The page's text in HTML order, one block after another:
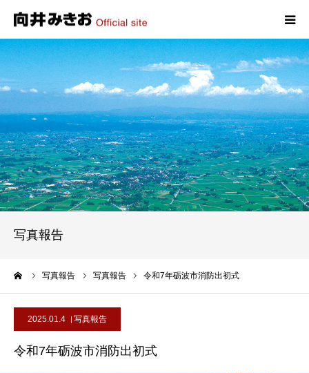
写真報告
写真報告 写真報告 令和7年砺波市消防出初式
2025.01.4 写真報告
令和7年砺波市消防出初式
HOME
プロフィール
政策
活動報告